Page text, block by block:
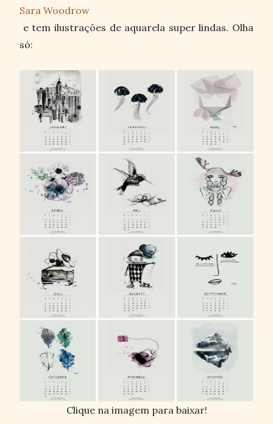
Sara Woodrow
e tem ilustrações de aquarela super lindas. Olha
só:
Clique na imagem para baixar!